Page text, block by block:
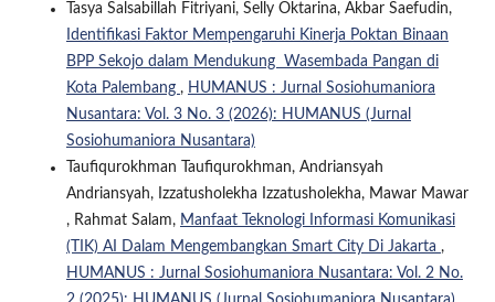
Tasya Salsabillah Fitriyani, Selly Oktarina, Akbar Saefudin,
Identifikasi Faktor Mempengaruhi Kinerja Poktan Binaan
BPP Sekojo dalam Mendukung Wasembada Pangan di
Kota Palembang , HUMANUS : Jurnal Sosiohumaniora
Nusantara: Vol. 3 No. 3 (2026): HUMANUS (Jurnal
Sosiohumaniora Nusantara)
Taufiqurokhman Taufiqurokhman, Andriansyah
Andriansyah, Izzatusholekha Izzatusholekha, Mawar Mawar
, Rahmat Salam, Manfaat Teknologi Informasi Komunikasi
(TIK) AI Dalam Mengembangkan Smart City Di Jakarta ,
HUMANUS : Jurnal Sosiohumaniora Nusantara: Vol. 2 No.